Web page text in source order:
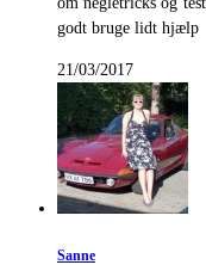
godt bruge lidt hjælp
21/03/2017
Sanne